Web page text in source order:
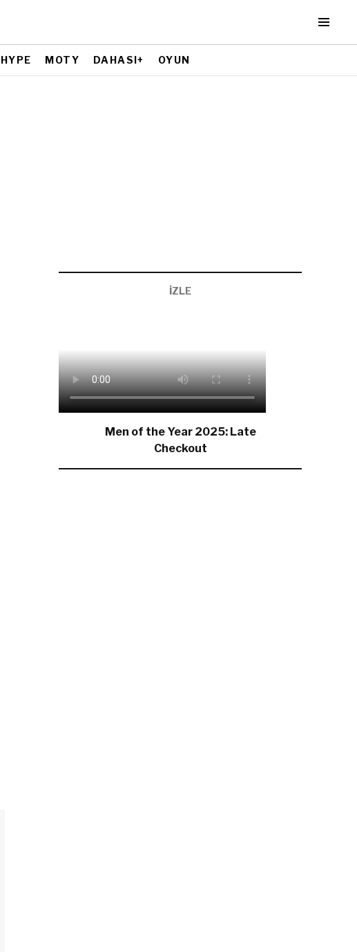
HYPE MOTY DAHASI+ OYUN
İZLE
Men of the Year 2025: Late
Checkout